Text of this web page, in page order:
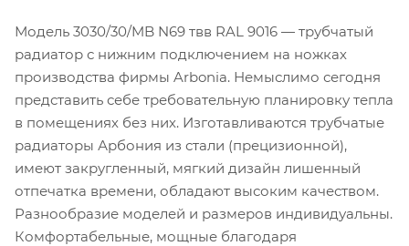
Модель 3030/30/MB N69 твв RAL 9016 — трубчатый
радиатор с нижним подключением на ножках
производства фирмы Arbonia. Немыслимо сегодня
представить себе требовательную планировку тепла
в помещениях без них. Изготавливаются трубчатые
радиаторы Арбония из стали (прецизионной),
имеют закругленный, мягкий дизайн лишенный
отпечатка времени, обладают высоким качеством.
Разнообразие моделей и размеров индивидуальны.
Комфортабельные, мощные благодаря